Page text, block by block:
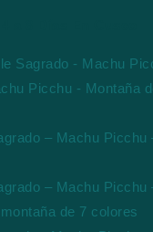
Sagrado - Machu
Picchu - Montaña
– Machu Picchu
– Machu Picchu
de 7 colores